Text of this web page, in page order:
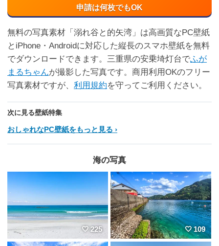
申請は何枚でもOK
無料の写真素材「溺れ谷と的矢湾」は高画質なPC壁紙
とiPhone・Androidに対応した縦長のスマホ壁紙を無料
でダウンロードできます。三重県の安乗埼灯台でふが
まるちゃんが撮影した写真です。商用利用OKのフリー
写真素材ですが、 利用規約を守ってご利用ください。
次に見る壁紙特集
おしゃれなPC壁紙をもっと見る
海の写真
225 109